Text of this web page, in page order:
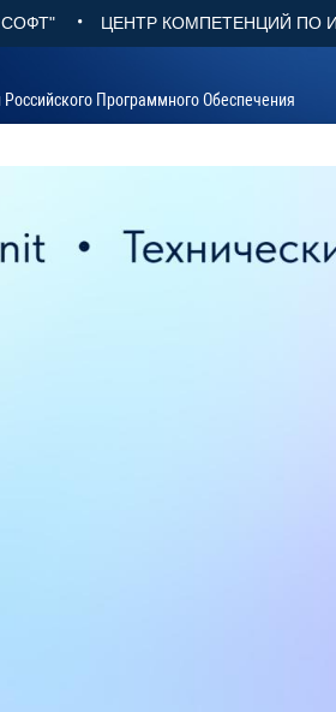
• ЦЕНТР КОМПЕТЕНЦИЙ ПО
Программного Обеспечения